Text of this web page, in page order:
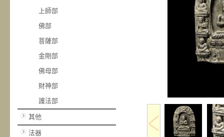
上師部
佛部
菩薩部
金剛部
佛母部
財神部
護法部
其他
法器